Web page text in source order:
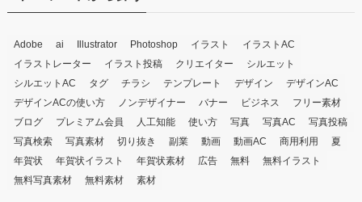
Adobe ai Illustrator Photoshop イラスト
イラストAC
イラストレーター
イラスト投稿 クリエイター
シルエット
シルエットAC
タグ チラシ テンプレート デザイン
デザインAC
デザインACの使い方
ノンデザイナー バナー ビジネス
フリー素材
ブログ
プレミアム会員 人工知能 使い方 写真 写真AC
写真投稿
写真検索
写真素材 切り抜き 副業 動画 動画AC 商用利用
夏
年賀状
年賀状イラスト 年賀状素材 広告 無料
無料イラスト
無料写真素材
無料素材 素材